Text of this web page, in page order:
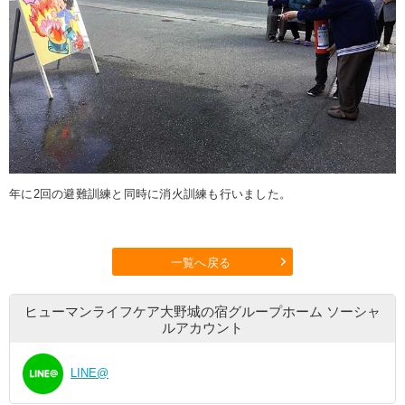
年に2回の避難訓練と同時に消火訓練も行いました。
一覧へ戻る
ヒューマンライフケア大野城の宿グループホーム ソーシャ
ルアカウント
LINE@